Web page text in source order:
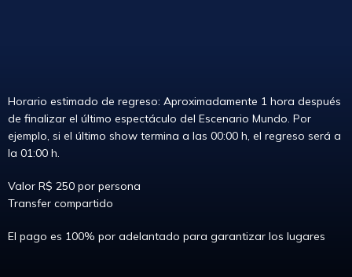
Horario estimado de regreso: Aproximadamente 1 hora después
de finalizar el último espectáculo del Escenario Mundo. Por
ejemplo, si el último show termina a las 00:00 h, el regreso será a
la 01:00 h.
Valor R$ 250 por persona
Transfer compartido
El pago es 100% por adelantado para garantizar los lugares